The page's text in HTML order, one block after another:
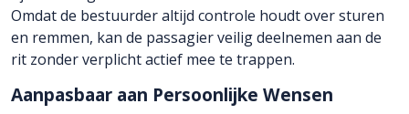
Omdat de bestuurder altijd controle houdt over sturen
en remmen, kan de passagier veilig deelnemen aan de
rit zonder verplicht actief mee te trappen.
Aanpasbaar aan Persoonlijke Wensen